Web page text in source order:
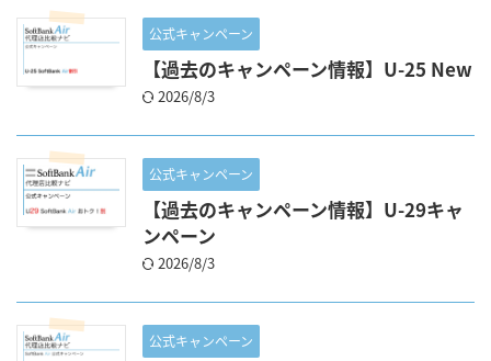
公式キャンペーン
【過去のキャンペーン情報】U-25 New
2026/8/3
公式キャンペーン
【過去のキャンペーン情報】U-29キャ
ンペーン
2026/8/3
公式キャンペーン